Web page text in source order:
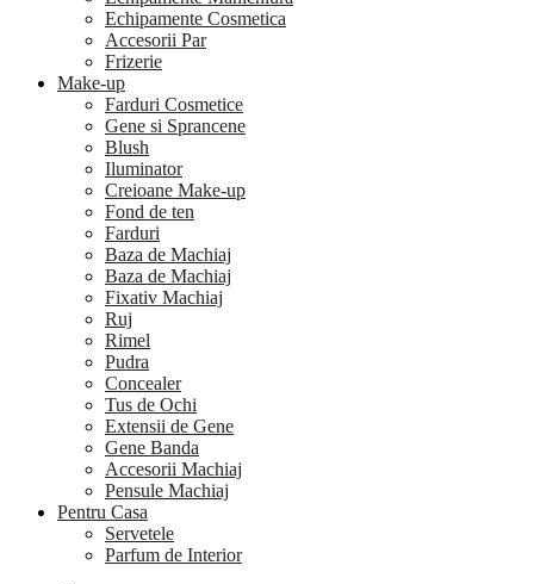
Echipamente Cosmetica
Accesorii Par
Frizerie
Make-up
Farduri Cosmetice
Gene si Sprancene
Blush
Iluminator
Creioane Make-up
Fond de ten
Farduri
Baza de Machiaj
Baza de Machiaj
Fixativ Machiaj
Ruj
Rimel
Pudra
Concealer
Tus de Ochi
Extensii de Gene
Gene Banda
Accesorii Machiaj
Pensule Machiaj
Pentru Casa
Servetele
Parfum de Interior